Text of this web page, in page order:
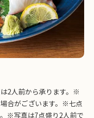
2人前から承ります。※
合がございます。※七点
※写真は7点盛り2人前で